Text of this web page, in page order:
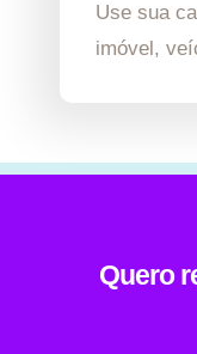
Use sua
imóvel,
Quero